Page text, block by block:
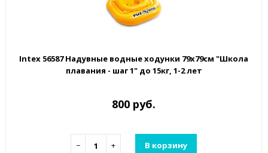
Intex 56587 Надувные водные ходунки 79х79см "Школа
плавания - шаг 1" до 15кг, 1-2 лет
800 руб.
− + В корзину